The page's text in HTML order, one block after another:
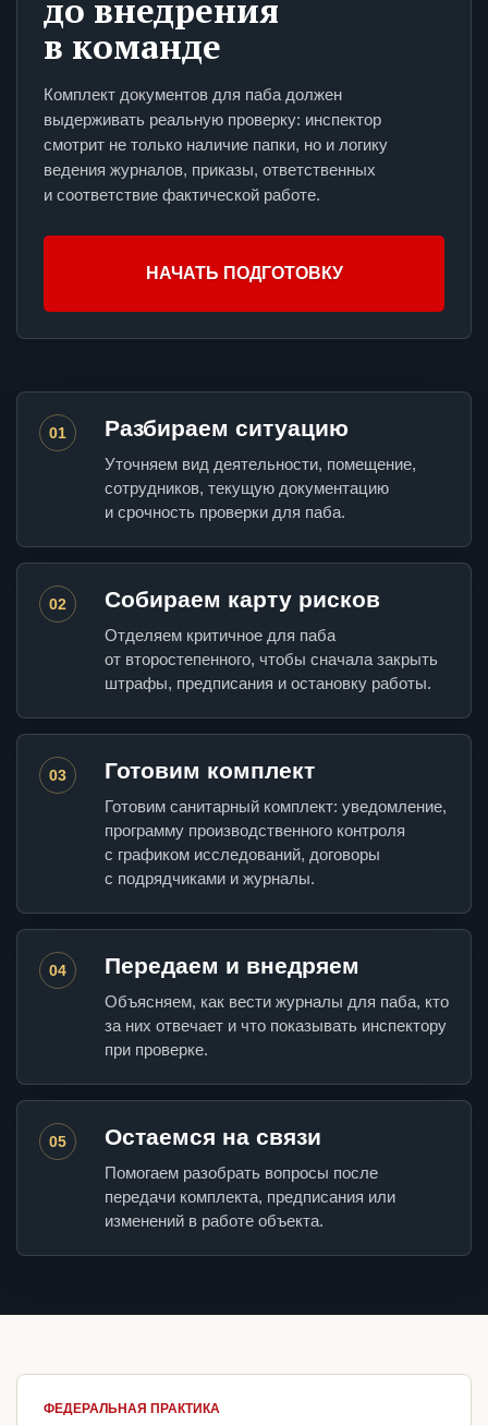
до внедрения
в команде
Комплект документов для паба должен
выдерживать реальную проверку: инспектор
смотрит не только наличие папки, но и логику
ведения журналов, приказы, ответственных
и соответствие фактической работе.
НАЧАТЬ ПОДГОТОВКУ
01 Разбираем ситуацию
Уточняем вид деятельности, помещение,
сотрудников, текущую документацию
и срочность проверки для паба.
02 Собираем карту рисков
Отделяем критичное для паба
от второстепенного, чтобы сначала закрыть
штрафы, предписания и остановку работы.
03 Готовим комплект
Готовим санитарный комплект: уведомление,
программу производственного контроля
с графиком исследований, договоры
с подрядчиками и журналы.
04 Передаем и внедряем
Объясняем, как вести журналы для паба, кто
за них отвечает и что показывать инспектору
при проверке.
05 Остаемся на связи
Помогаем разобрать вопросы после
передачи комплекта, предписания или
изменений в работе объекта.
ФЕДЕРАЛЬНАЯ ПРАКТИКА